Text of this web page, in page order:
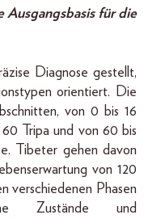
Ausgangsbasis für die
Diagnose gestellt,
orientiert. Die
von 0 bis 16
Tripa und von 60 bis
Tibeter gehen davon
von 120
verschiedenen Phasen
Zustände und